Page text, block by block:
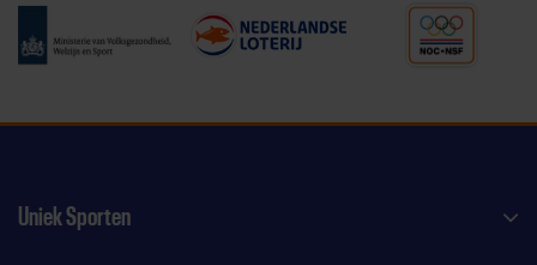
Uniek Sporten